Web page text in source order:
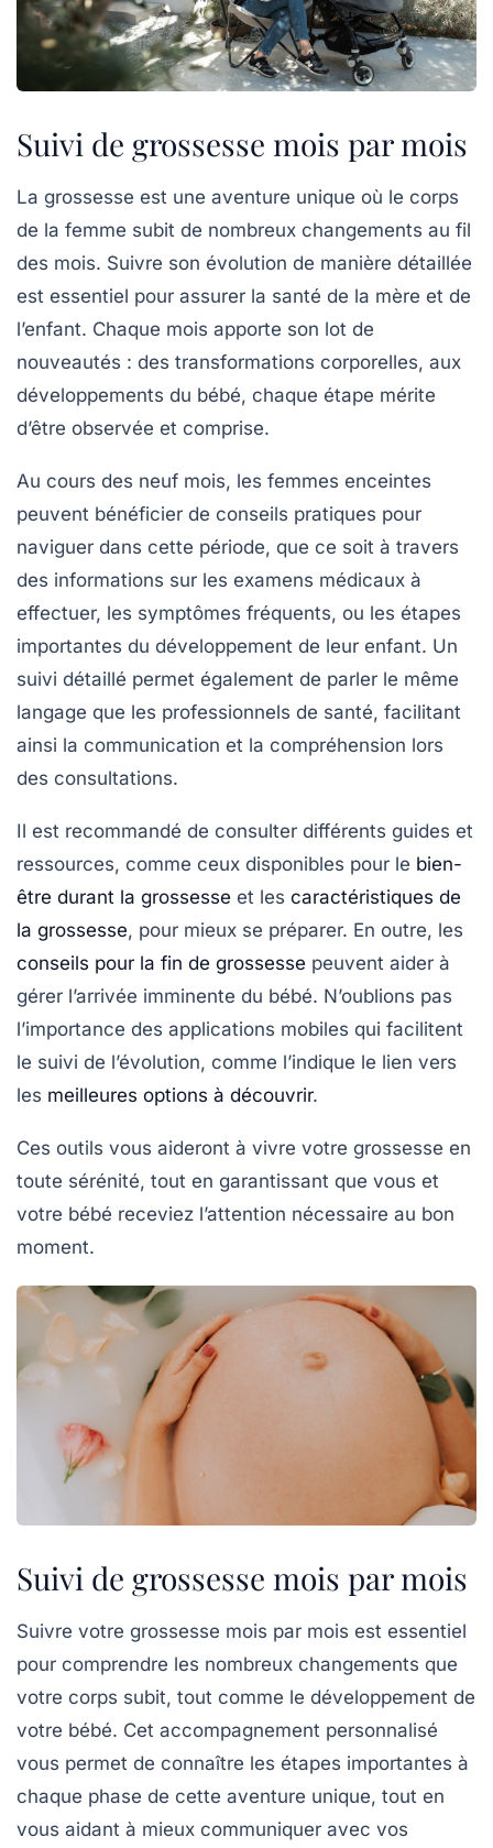
Suivi de grossesse mois par mois
La grossesse est une aventure unique où le corps
de la femme subit de nombreux changements au fil
des mois. Suivre son évolution de manière détaillée
est essentiel pour assurer la santé de la mère et de
l’enfant. Chaque mois apporte son lot de
nouveautés : des transformations corporelles, aux
développements du bébé, chaque étape mérite
d’être observée et comprise.
Au cours des neuf mois, les femmes enceintes
peuvent bénéficier de conseils pratiques pour
naviguer dans cette période, que ce soit à travers
des informations sur les examens médicaux à
effectuer, les symptômes fréquents, ou les étapes
importantes du développement de leur enfant. Un
suivi détaillé permet également de parler le même
langage que les professionnels de santé, facilitant
ainsi la communication et la compréhension lors
des consultations.
Il est recommandé de consulter différents guides et
ressources, comme ceux disponibles pour le bien-
être durant la grossesse et les caractéristiques de
la grossesse, pour mieux se préparer. En outre, les
conseils pour la fin de grossesse peuvent aider à
gérer l’arrivée imminente du bébé. N’oublions pas
l’importance des applications mobiles qui facilitent
le suivi de l’évolution, comme l’indique le lien vers
les meilleures options à découvrir.
Ces outils vous aideront à vivre votre grossesse en
toute sérénité, tout en garantissant que vous et
votre bébé receviez l’attention nécessaire au bon
moment.
Suivi de grossesse mois par mois
Suivre votre grossesse mois par mois est essentiel
pour comprendre les nombreux changements que
votre corps subit, tout comme le développement de
votre bébé. Cet accompagnement personnalisé
vous permet de connaître les étapes importantes à
chaque phase de cette aventure unique, tout en
vous aidant à mieux communiquer avec vos